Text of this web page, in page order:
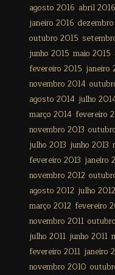
agosto 2016 abril 2016
janeiro 2016
outubro 2015
junho 2015 maio 2015
fevereiro 2015 janeiro
novembro 2014
agosto 2014 julho
março 2014 fevereiro
novembro 2013
julho 2013 junho 2013
fevereiro 2013 janeiro
novembro 2012
agosto 2012 julho 2012
março 2012 fevereiro
novembro 2011
julho 2011 junho 2011
fevereiro 2011 janeiro
novembro 2010